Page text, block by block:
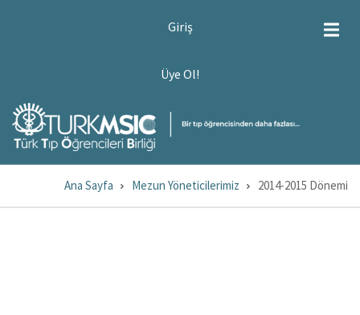
Giriş
Üye Ol!
Ana Sayfa Mezun Yöneticilerimiz 2014-2015 Dönemi